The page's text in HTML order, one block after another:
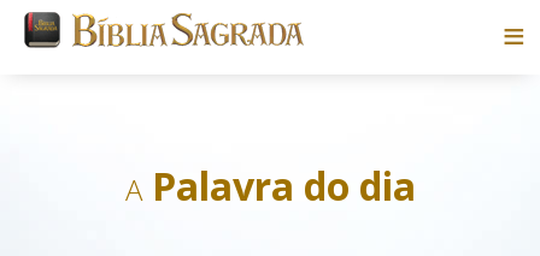
APalavra do dia